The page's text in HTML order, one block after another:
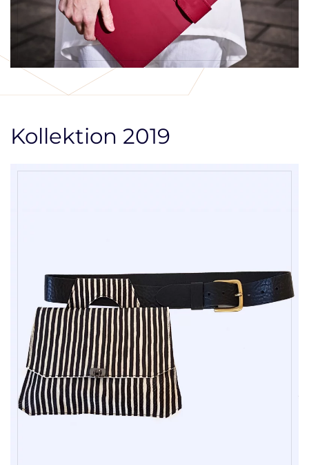
Kollektion 2019